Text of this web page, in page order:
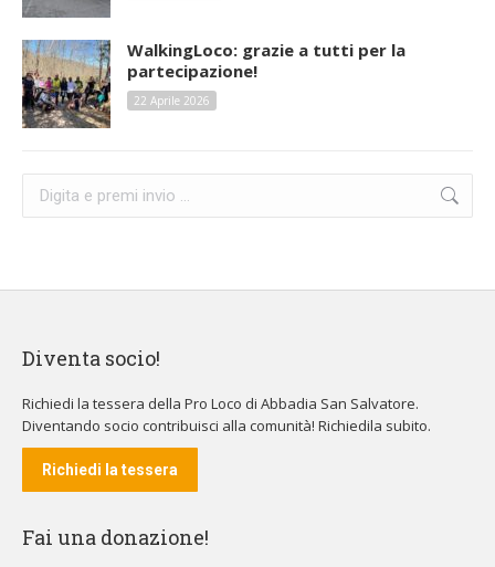
WalkingLoco: grazie a tutti per la
partecipazione!
22 Aprile 2026
Cerca:
Diventa socio!
Richiedi la tessera della Pro Loco di Abbadia San Salvatore.
Diventando socio contribuisci alla comunità! Richiedila subito.
Richiedi la tessera
Fai una donazione!